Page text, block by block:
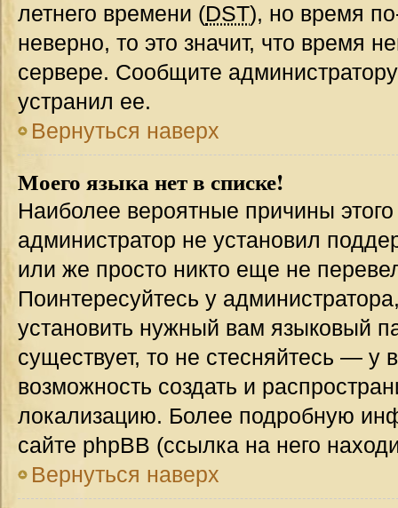
летнего времени (DST), но время
неверно, то это значит, что время
сервере. Сообщите
устранил ее.
Вернуться наверх
Моего языка нет в списке!
Наиболее вероятные причины этого
администратор не установил
или же просто никто еще не
Поинтересуйтесь у
установить нужный вам языковый
существует, то не стесняйтесь — у
возможность создать и
локализацию. Более подробную
сайте phpBB (ссылка на него
Вернуться наверх